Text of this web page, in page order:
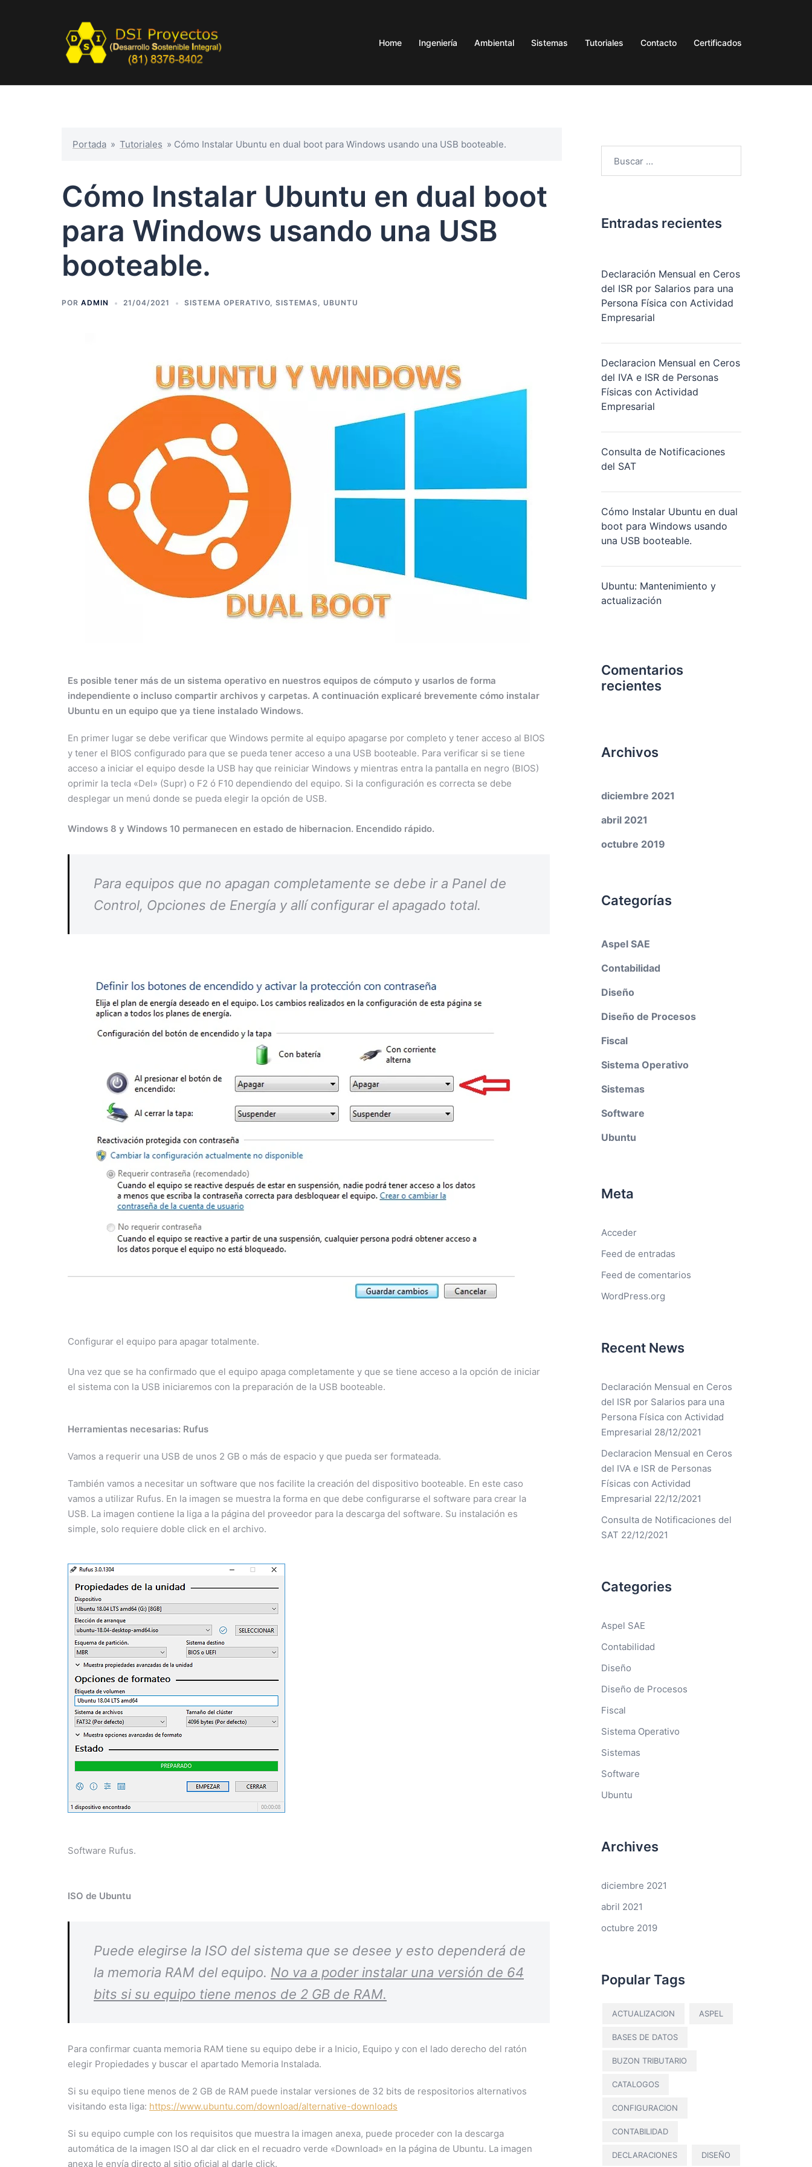
Home Ingeniería Ambiental Sistemas Tutoriales Contacto Certificados
Portada » Tutoriales » Cómo Instalar Ubuntu en dual boot para Windows usando una USB booteable.
Cómo Instalar Ubuntu en dual boot
para Windows usando una USB
booteable.
POR ADMIN 21/04/2021 SISTEMA OPERATIVO, SISTEMAS, UBUNTU
Es posible tener más de un sistema operativo en nuestros equipos de cómputo y usarlos de forma
independiente o incluso compartir archivos y carpetas. A continuación explicaré brevemente cómo instalar
Ubuntu en un equipo que ya tiene instalado Windows.
En primer lugar se debe verificar que Windows permite al equipo apagarse por completo y tener acceso al BIOS
y tener el BIOS configurado para que se pueda tener acceso a una USB booteable. Para verificar si se tiene
acceso a iniciar el equipo desde la USB hay que reiniciar Windows y mientras entra la pantalla en negro (BIOS)
oprimir la tecla «Del» (Supr) o F2 ó F10 dependiendo del equipo. Si la configuración es correcta se debe
desplegar un menú donde se pueda elegir la opción de USB.
Windows 8 y Windows 10 permanecen en estado de hibernacion. Encendido rápido.
Para equipos que no apagan completamente se debe ir a Panel de
Control, Opciones de Energía y allí configurar el apagado total.
Configurar el equipo para apagar totalmente.
Una vez que se ha confirmado que el equipo apaga completamente y que se tiene acceso a la opción de iniciar
el sistema con la USB iniciaremos con la preparación de la USB booteable.
Herramientas necesarias: Rufus
Vamos a requerir una USB de unos 2 GB o más de espacio y que pueda ser formateada.
También vamos a necesitar un software que nos facilite la creación del dispositivo booteable. En este caso
vamos a utilizar Rufus. En la imagen se muestra la forma en que debe configurarse el software para crear la
USB. La imagen contiene la liga a la página del proveedor para la descarga del software. Su instalación es
simple, solo requiere doble click en el archivo.
Software Rufus.
ISO de Ubuntu
Puede elegirse la ISO del sistema que se desee y esto dependerá de
la memoria RAM del equipo. No va a poder instalar una versión de 64
bits si su equipo tiene menos de 2 GB de RAM.
Para confirmar cuanta memoria RAM tiene su equipo debe ir a Inicio, Equipo y con el lado derecho del ratón
elegir Propiedades y buscar el apartado Memoria Instalada.
Si su equipo tiene menos de 2 GB de RAM puede instalar versiones de 32 bits de respositorios alternativos
visitando esta liga: https://www.ubuntu.com/download/alternative-downloads
Si su equipo cumple con los requisitos que muestra la imagen anexa, puede proceder con la descarga
automática de la imagen ISO al dar click en el recuadro verde «Download» en la página de Ubuntu. La imagen
anexa le envía directo al sitio oficial al darle click.
Entradas recientes
Declaración Mensual en Ceros
del ISR por Salarios para una
Persona Física con Actividad
Empresarial
Declaracion Mensual en Ceros
del IVA e ISR de Personas
Físicas con Actividad
Empresarial
Consulta de Notificaciones
del SAT
Cómo Instalar Ubuntu en dual
boot para Windows usando
una USB booteable.
Ubuntu: Mantenimiento y
actualización
Comentarios
recientes
Archivos
diciembre 2021
abril 2021
octubre 2019
Categorías
Aspel SAE
Contabilidad
Diseño
Diseño de Procesos
Fiscal
Sistema Operativo
Sistemas
Software
Ubuntu
Meta
Acceder
Feed de entradas
Feed de comentarios
WordPress.org
Recent News
Declaración Mensual en Ceros
del ISR por Salarios para una
Persona Física con Actividad
Empresarial 28/12/2021
Declaracion Mensual en Ceros
del IVA e ISR de Personas
Físicas con Actividad
Empresarial 22/12/2021
Consulta de Notificaciones del
SAT 22/12/2021
Categories
Aspel SAE
Contabilidad
Diseño
Diseño de Procesos
Fiscal
Sistema Operativo
Sistemas
Software
Ubuntu
Archives
diciembre 2021
abril 2021
octubre 2019
Popular Tags
ACTUALIZACION ASPEL
BASES DE DATOS
BUZON TRIBUTARIO
CATALOGOS
CONFIGURACION
CONTABILIDAD
DECLARACIONES DISEÑO